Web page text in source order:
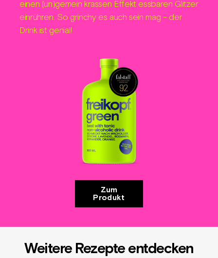
einen (un)gemein krassen Effekt essbaren Glitzer
einrühren. So grinchy es auch sein mag - der
Drink ist genial!
Zum
Produkt
Weitere Rezepte entdecken